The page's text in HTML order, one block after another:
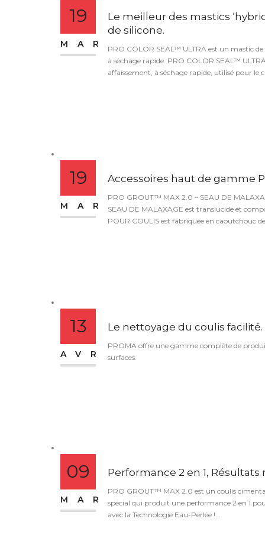
19
MAR
Le meilleur des mastics
de silicone.
PRO COLOR SEAL™ ULTRA est un mastic
à séchage rapide. PRO COLOR SEAL™
affaissement, à séchage rapide, utilisé pour le
19
MAR
Accessoires haut de gamme
PRO GROUT™ MAX 2.0 – SEAU DE
SEAU DE MALAXAGE est translucide et
POUR COULIS est fabriquée en caoutchouc
13
AVR
Le nettoyage du coulis facilité.
PROMA offre une gamme complète de
surfaces.
09
MAR
Performance 2 en 1, Résultats
PRO GROUT™ MAX 2.0 est un coulis
spécial qui produit une performance 2 en 1
avec la Technologie Eau-Perlée !...